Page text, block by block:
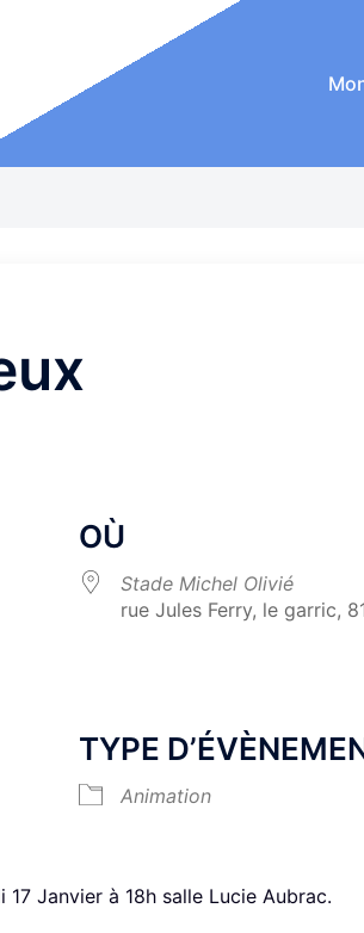
OÙ
Stade Michel Olivié
rue Jules Ferry, le garric,
TYPE
Animation
Janvier à 18h salle Lucie Aubrac.